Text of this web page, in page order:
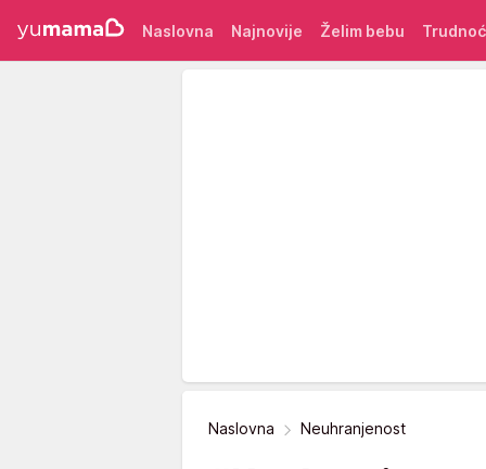
Naslovna Najnovije Želim bebu
Naslovna Neuhranjenost